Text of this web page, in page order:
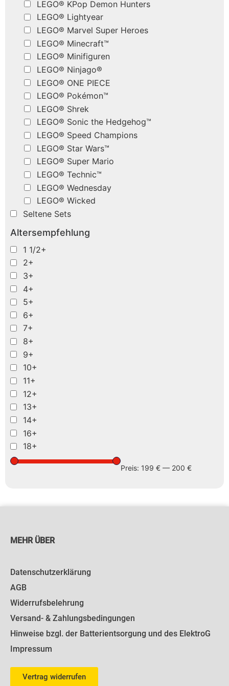
LEGO® KPop Demon Hunters
LEGO® Lightyear
LEGO® Marvel Super Heroes
LEGO® Minecraft™
LEGO® Minifiguren
LEGO® Ninjago®
LEGO® ONE PIECE
LEGO® Pokémon™
LEGO® Shrek
LEGO® Sonic the Hedgehog™
LEGO® Speed Champions
LEGO® Star Wars™
LEGO® Super Mario
LEGO® Technic™
LEGO® Wednesday
LEGO® Wicked
Seltene Sets
Altersempfehlung
1 1/2+
2+
3+
4+
5+
6+
7+
8+
9+
10+
11+
12+
13+
14+
16+
18+
Preis: 199 € — 200 €
MEHR ÜBER
Datenschutzerklärung
AGB
Widerrufsbelehrung
Versand- & Zahlungsbedingungen
Hinweise bzgl. der Batterientsorgung und des ElektroG
Impressum
Vertrag widerrufen